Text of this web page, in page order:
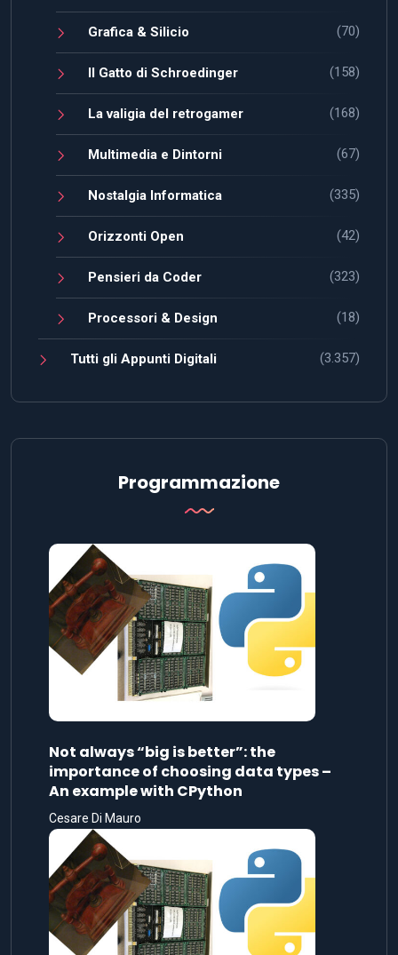
Grafica & Silicio (70)
Il Gatto di Schroedinger (158)
La valigia del retrogamer (168)
Multimedia e Dintorni (67)
Nostalgia Informatica (335)
Orizzonti Open (42)
Pensieri da Coder (323)
Processori & Design (18)
Tutti gli Appunti Digitali (3.357)
Programmazione
Not always “big is better”: the
importance of choosing data types –
An example with CPython
Cesare Di Mauro